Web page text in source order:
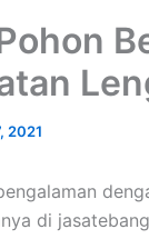
2021
di